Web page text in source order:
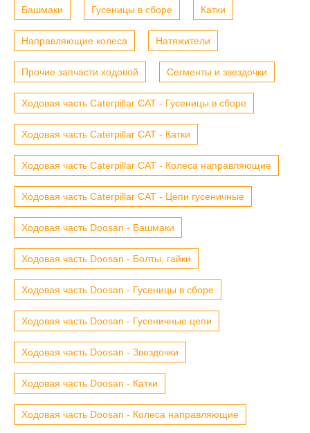
Башмаки Гусеницы в сборе Катки
Направляющие колеса Натяжители
Прочие запчасти ходовой Сегменты и звездочки
Ходовая часть Caterpillar CAT - Гусеницы в сборе
Ходовая часть Caterpillar CAT - Катки
Ходовая часть Caterpillar CAT - Колеса направляющие
Ходовая часть Caterpillar CAT - Цепи гусеничные
Ходовая часть Doosan - Башмаки
Ходовая часть Doosan - Болты, гайки
Ходовая часть Doosan - Гусеницы в сборе
Ходовая часть Doosan - Гусеничные цепи
Ходовая часть Doosan - Звездочки
Ходовая часть Doosan - Катки
Ходовая часть Doosan - Колеса направляющие